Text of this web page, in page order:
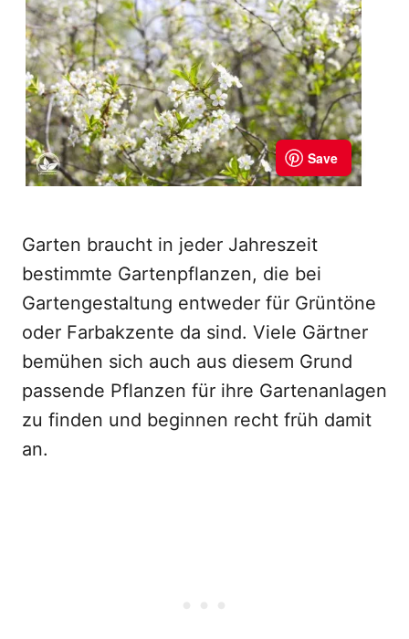
Garten braucht in jeder Jahreszeit
bestimmte Gartenpflanzen, die bei
Gartengestaltung entweder für Grüntöne
oder Farbakzente da sind. Viele Gärtner
bemühen sich auch aus diesem Grund
passende Pflanzen für ihre Gartenanlagen
zu finden und beginnen recht früh damit
an.